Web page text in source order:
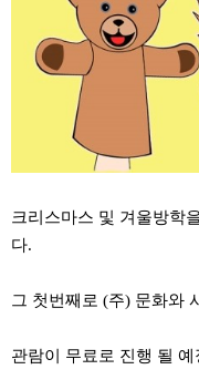
크리스마스 및 겨울방학
다.
그 첫번째로 (주) 문화와
관람이 무료로 진행 될 예